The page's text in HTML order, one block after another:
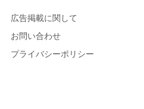
広告掲載に関して
お問い合わせ
プライバシーポリシー